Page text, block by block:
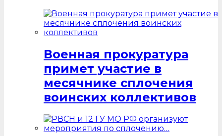
Военная прокуратура
примет участие в
месячнике сплочения
воинских коллективов